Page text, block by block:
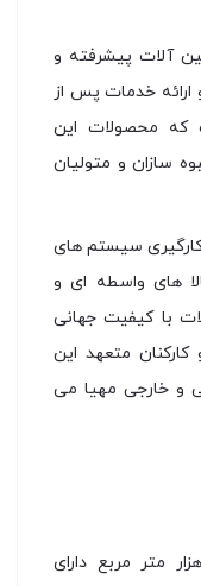
آلات پیشرفته و
ارائه خدمات پس از
که محصولات این
سازان و متولیان
کارگیری سیستم های
های واسطه ای و
با کیفیت جهانی
متعهد این
و خارجی مهیا می
این شرکت در زمینی با وسعت 25 هزار متر مربع دارای